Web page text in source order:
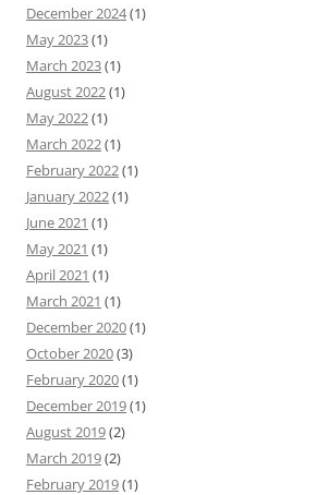
December 2024(1)
May 2023(1)
March 2023(1)
August 2022(1)
May 2022(1)
March 2022(1)
February 2022(1)
January 2022(1)
June 2021 (1)
May 2021 (1)
April 2021 (1)
March 2021 (1)
December 2020(1)
October 2020(3)
February 2020(1)
December 2019(1)
August 2019(2)
March 2019(2)
February 2019(1)